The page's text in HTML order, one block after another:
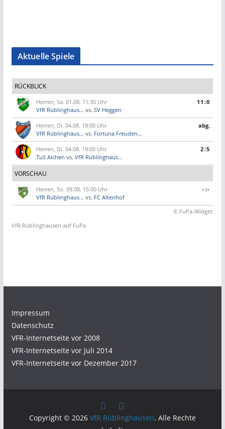
Aktuelle Spiele
RÜCKBLICK
Herren, Sa. 01.08. 11:30 Uhr
VfR Rüblinghaus... vs. SV Heggen
11:0
Herren, Di. 04.08. 19:00 Uhr
VfR Rüblinghaus... vs. Fortuna Freuden...
abg.
Herren, Di. 04.08. 19:00 Uhr
TuS Alchen vs. VfR Rüblinghaus...
2:5
VORSCHAU
Herren, So. 09.08. 15:00 Uhr
VfR Rüblinghaus... vs. FC Altenhof
-:-
© FuPa-Widget
VfR Rüblinghausen auf FuPa
Impressum
Datenschutz
VFR-Internetseite vor 2008
VFR-Internetseite vor Juli 2014
VFR-Internetseite vor Dezember 2017
Copyright © 2026 VfR Rüblinghausen. Alle Rechte